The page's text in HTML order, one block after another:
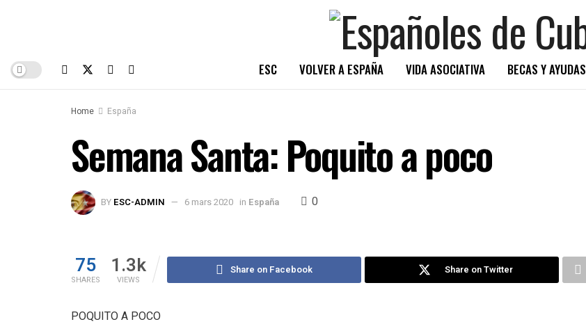
ESC VOLVER A ESPAÑA VIDA ASOCIATIVA BECAS Y AYUDAS
Home España
Semana Santa: Poquito a poco
BY ESC-ADMIN 6 mars 2020 in España 0
75
SHARES
1.3k
VIEWS
Share on Facebook Share on Twitter
POQUITO A POCO